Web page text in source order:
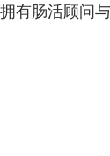
有肠活顾问